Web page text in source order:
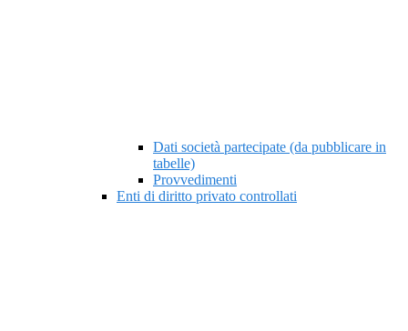
Dati società partecipate (da pubblicare in
tabelle)
Provvedimenti
Enti di diritto privato controllati